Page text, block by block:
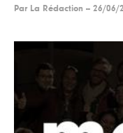
Par La Rédaction -- 26/06/